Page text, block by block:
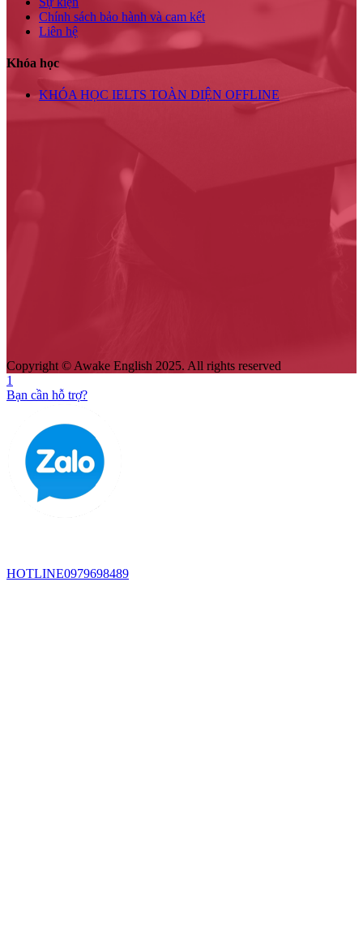
Chính sách bảo hành và cam kết
Liên hệ
Khóa học
KHÓA HỌC IELTS TOÀN DIỆN OFFLINE
Copyright © Awake English 2025. All rights reserved
1
Bạn cần hỗ trợ?
HOTLINE0979698489